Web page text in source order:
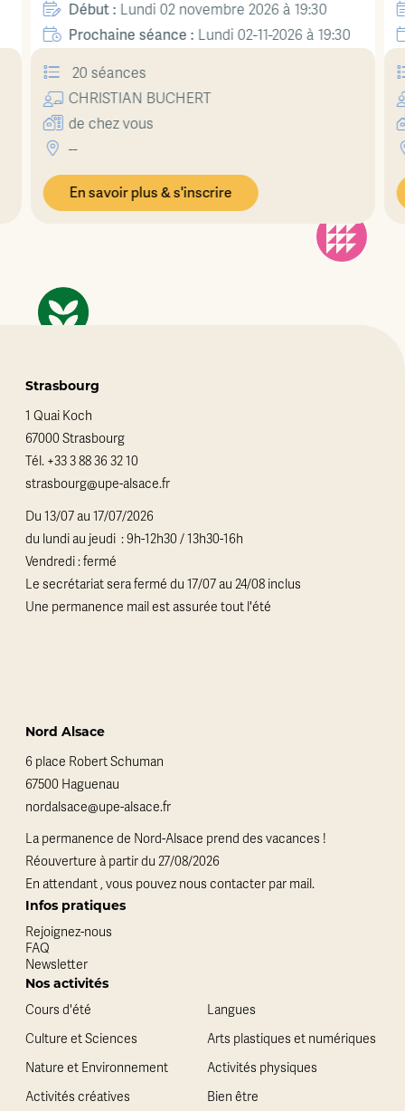
Début :Lundi 02 novembre 2026 à 19:30
Prochaine séance :Lundi 02-11-2026 à 19:30
20 séances
CHRISTIANBUCHERT
de chez vous
En savoir plus & s'inscrire
Strasbourg
1 Quai Koch
67000 Strasbourg
Tél. +33 3 88 36 32 10
strasbourg@upe-alsace.fr
Du 13/07 au 17/07/2026
du lundi au jeudi : 9h-12h30 / 13h30-16h
Vendredi : fermé
Le secrétariat sera fermé du 17/07 au 24/08 inclus
Une permanence mail est assurée tout l'été
Nord Alsace
6 place Robert Schuman
67500 Haguenau
nordalsace@upe-alsace.fr
La permanence de Nord-Alsace prend des vacances !
Réouverture à partir du 27/08/2026
En attendant , vous pouvez nous contacter par mail.
Infos pratiques
Rejoignez-nous
FAQ
Newsletter
Nos activités
Cours d'été
Langues
Culture et Sciences
Arts plastiques et numériques
Nature et Environnement
Activités physiques
Activités créatives
Bien être